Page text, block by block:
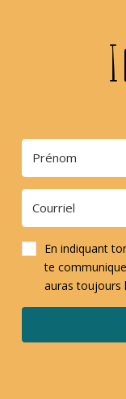
En indiquant
te
auras toujours